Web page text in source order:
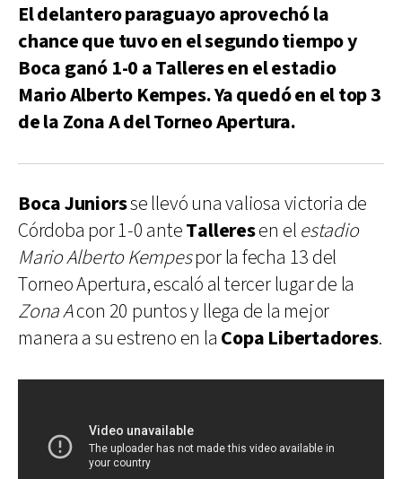
El delantero paraguayo aprovechó la
chance que tuvo en el segundo tiempo y
Boca ganó 1-0 a Talleres en el estadio
Mario Alberto Kempes. Ya quedó en el top 3
de la Zona A del Torneo Apertura.
Boca Juniorsse llevó una valiosa victoria de
Córdoba por 1-0 anteTalleresen el estadio
Mario Alberto Kempespor la fecha 13 del
Torneo Apertura, escaló al tercer lugar de la
Zona Acon 20 puntos y llega de la mejor
manera a su estreno en la Copa Libertadores.